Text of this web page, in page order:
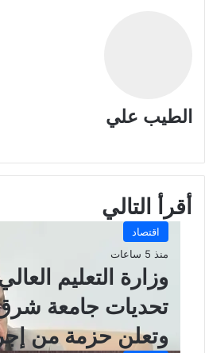
الطيب علي
ا
ل
أقرأ التالي
اقتصاد
منذ 5 ساعات
وزارة التعليم
تحديات جامعة
وتعلن حزمة من